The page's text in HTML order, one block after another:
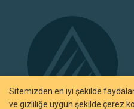
Sitemizden en iyi şekilde
ve gizliliğe uygun şekilde çerez